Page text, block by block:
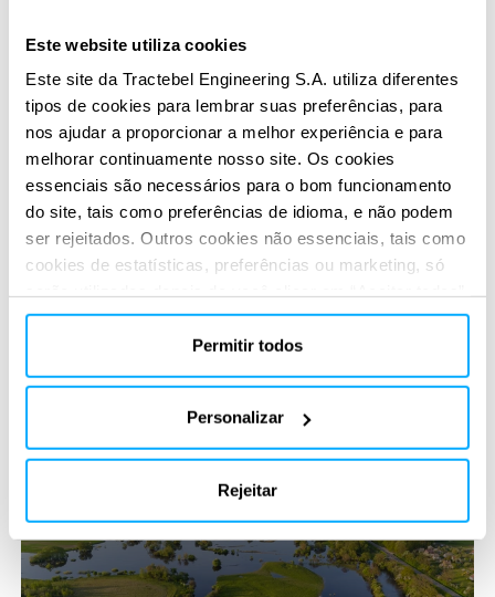
Este website utiliza cookies
Este site da Tractebel Engineering S.A. utiliza diferentes
tipos de cookies para lembrar suas preferências, para
nos ajudar a proporcionar a melhor experiência e para
melhorar continuamente nosso site. Os cookies
essenciais são necessários para o bom funcionamento
do site, tais como preferências de idioma, e não podem
ser rejeitados. Outros cookies não essenciais, tais como
cookies de estatísticas, preferências ou marketing, só
Para obter mais informações, leia nossa política de
cookies na seção “Sobre” e na parte inferior do nosso
site.
Permitir todos
Personalizar
Rejeitar
ÁGUA
EcoPAM
Condor C
Condor
C